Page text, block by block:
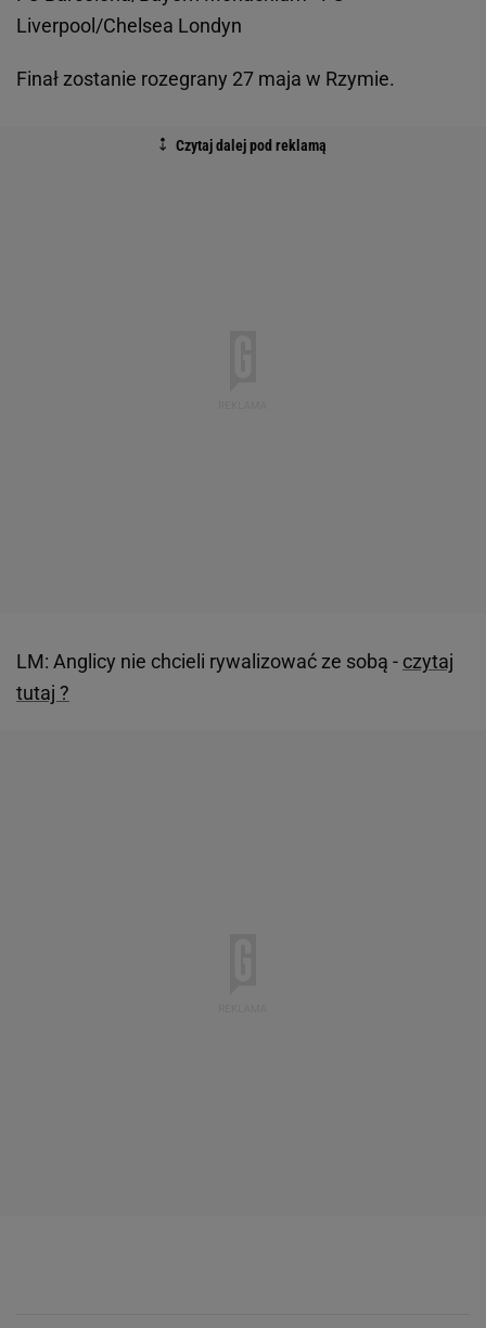
Liverpool/Chelsea Londyn
Finał zostanie rozegrany 27 maja w Rzymie.
LM: Anglicy nie chcieli rywalizować ze sobą - czytaj
tutaj ?